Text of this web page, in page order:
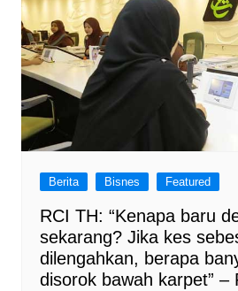
k
Berita Bisnes Featured
RCI TH: “Kenapa baru
sekarang? Jika kes
dilengahkan, berapa
disorok bawah karpet” –